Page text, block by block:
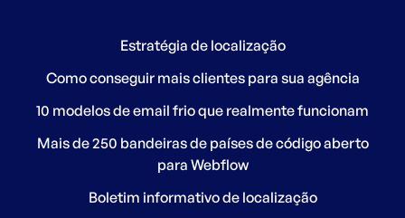
Estratégia de localização
Como conseguir mais clientes para sua agência
10 modelos de email frio que realmente funcionam
Mais de 250 bandeiras de países de código aberto
para Webflow
Boletim informativo de localização